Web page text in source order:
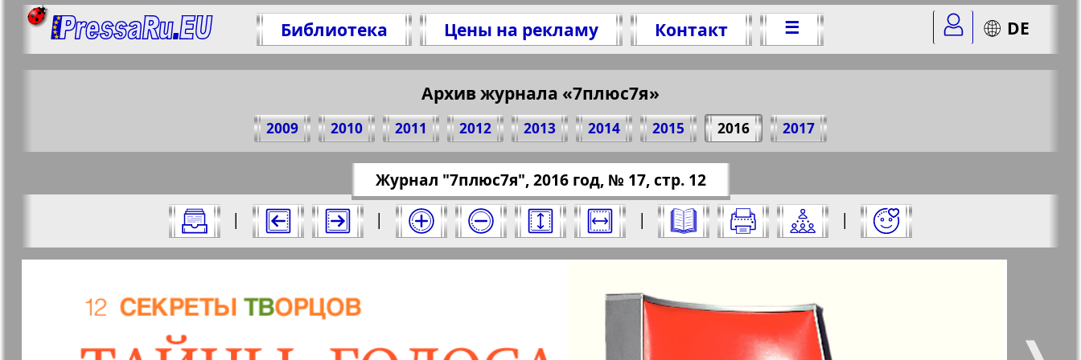
Библиотека Цены на рекламу Контакт ☰ DE
Архив журнала «7плюс7я»
2009 2010 2011 2012 2013 2014 2015 2016 2017
Все номера журнала "7плюс7я" за 2016 год. Выберите номер и нажмите на него:
Журнал "7плюс7я", 2016 год, № 17, стр. 12
|
| | |
Страницы журнала "7плюс7я". Номер: 17, 2016 год. Выберите страницу и нажмите на нее:
1 2 3 5
Отправить
Поделитесь 12 стр. журнала "7плюс7я", № 17, 2016 г.
(Нажмите, чтобы скопировать ссылку)
https://pressaru.eu/?pub=7-plus-semya&god=2016&nomer=17&str=12
Апельсин
Баден-
Берлинский